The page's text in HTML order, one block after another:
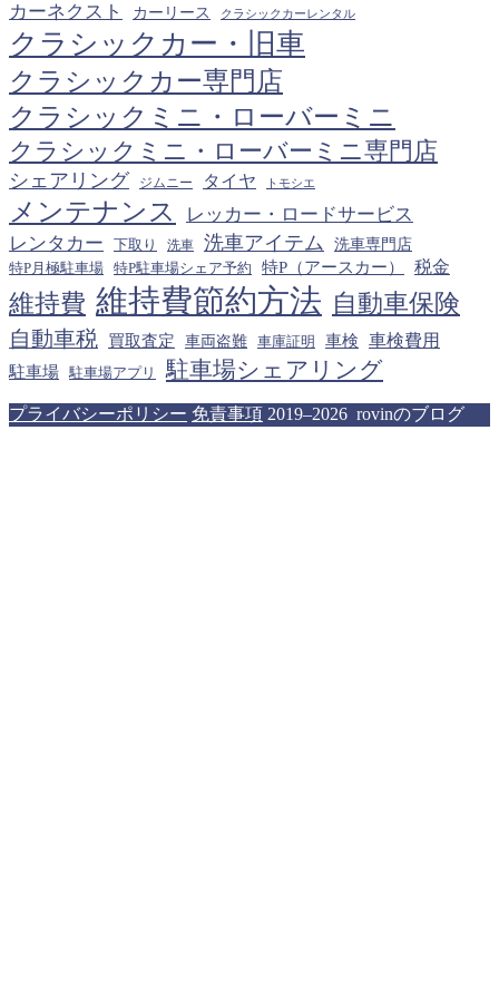
カーネクスト カーリース クラシックカーレンタル
クラシックカー・旧車
クラシックカー専門店
クラシックミニ・ローバーミニ
クラシックミニ・ローバーミニ専門店
シェアリング ジムニー タイヤ トモシエ
メンテナンス
レッカー・ロードサービス
レンタカー
下取り 洗車 洗車アイテム
洗車専門店
特P月極駐車場
特P駐車場シェア予約 特P（アースカー） 税金
維持費 維持費節約方法 自動車保険
自動車税 買取査定 車両盗難 車庫証明 車検 車検費用
駐車場 駐車場アプリ 駐車場シェアリング
プライバシーポリシー 免責事項 2019–2026 rovinのブログ